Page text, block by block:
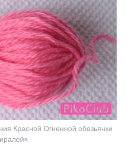
Красной Огненной обезьянки